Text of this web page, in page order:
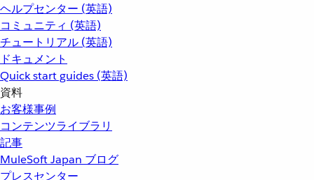
ヘルプセンター (英語)
コミュニティ (英語)
チュートリアル (英語)
ドキュメント
Quick start guides (英語)
資料
お客様事例
コンテンツライブラリ
記事
MuleSoft Japan ブログ
プレスセンター